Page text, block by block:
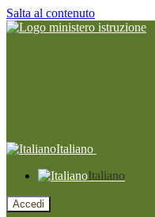
Salta al contenuto
Italiano
Italiano
Accedi